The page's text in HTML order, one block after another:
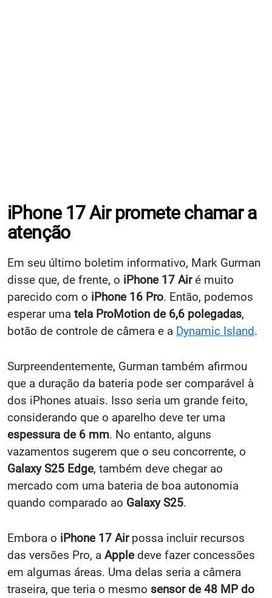
iPhone 17 Air promete chamar a
atenção
Em seu último boletim informativo, Mark Gurman
disse que, de frente, o iPhone 17 Airé muito
parecido com o iPhone 16 Pro. Então, podemos
esperar uma tela ProMotion de 6,6 polegadas,
botão de controle de câmera e a Dynamic Island.
Surpreendentemente, Gurman também afirmou
que a duração da bateria pode ser comparável à
dos iPhones atuais. Isso seria um grande feito,
considerando que o aparelho deve ter uma
espessura de 6 mm. No entanto, alguns
vazamentos sugerem que o seu concorrente, o
Galaxy S25 Edge, também deve chegar ao
mercado com uma bateria de boa autonomia
quando comparado ao Galaxy S25.
Embora o iPhone 17 Airpossa incluir recursos
das versões Pro, a Apple deve fazer concessões
em algumas áreas. Uma delas seria a câmera
traseira, que teria o mesmo sensor de 48 MP do